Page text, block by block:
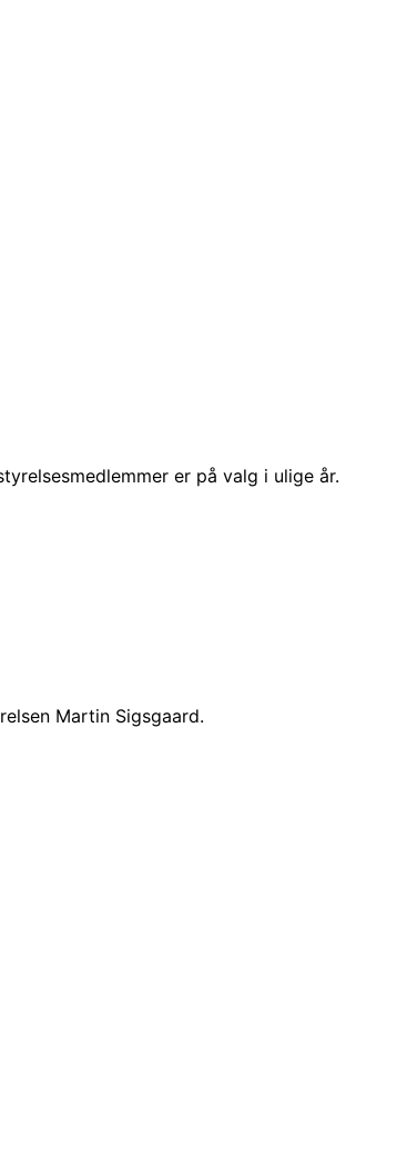
er på valg i ulige år.
Martin Sigsgaard.